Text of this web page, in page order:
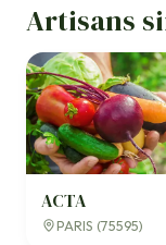
Artisans
ACTA
PARIS (75595)